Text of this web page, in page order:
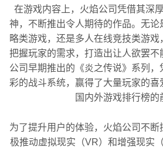
在游戏内容上，火焰公司凭借其深
神，不断推出令人期待的作品。无论
略类游戏，还是多人在线竞技类游
把握玩家的需求，打造出让人欲罢不
公司早期推出的《炎之传说》系列
彩的战斗系统，赢得了大量玩家的
国内外游戏排行榜的
为了提升用户的体验，火焰公司不
极推动虚拟现实（VR）和增强现实